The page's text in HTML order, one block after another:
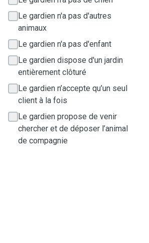
Le gardien n'a pas d'autres
animaux
Le gardien n'a pas d'enfant
Le gardien dispose d'un jardin
entièrement clôturé
Le gardien n’accepte qu’un seul
client à la fois
Le gardien propose de venir
chercher et de déposer l’animal
de compagnie